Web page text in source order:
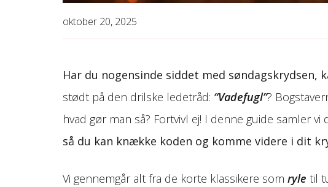
oktober 20, 2025
Har du nogensinde siddet med søndagskrydsen,
stødt på den drilske ledetråd: “Vadefugl”?
hvad gør man så? Fortvivl ej! I denne guide samler
så du kan knække koden og komme videre i dit
Vi gennemgår alt fra de korte klassikere som ryle til